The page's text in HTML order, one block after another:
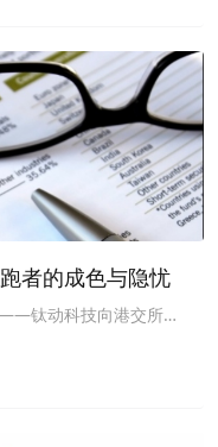
者的成色与隐忧
钛动科技向港交所